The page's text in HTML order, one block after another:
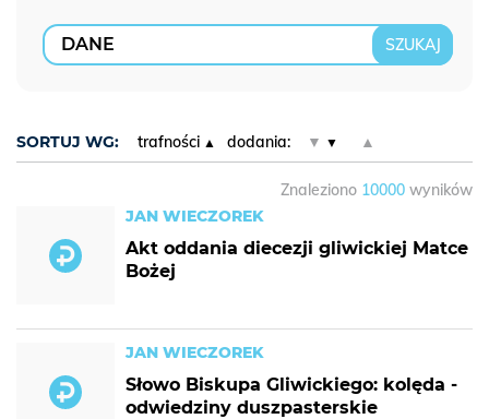
SORTUJ WG: trafności dodania: ▼ ▲
Znaleziono 10000 wyników
JAN WIECZOREK
Akt oddania diecezji gliwickiej Matce
Bożej
JAN WIECZOREK
Słowo Biskupa Gliwickiego: kolęda -
odwiedziny duszpasterskie